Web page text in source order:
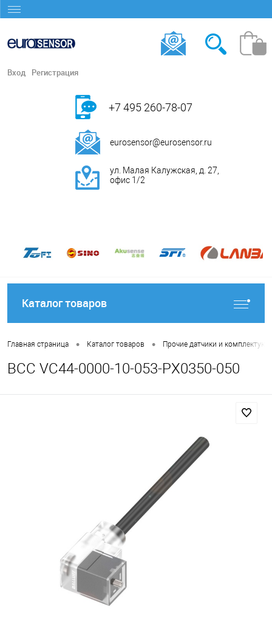
Вход Регистрация
+7 495 260-78-07
eurosensor@eurosensor.ru
ул. Малая Калужская, д. 27,
офис 1/2
Каталог товаров
Главная страница • Каталог товаров • Прочие датчики и
BCC VC44-0000-10-053-PX0350-050